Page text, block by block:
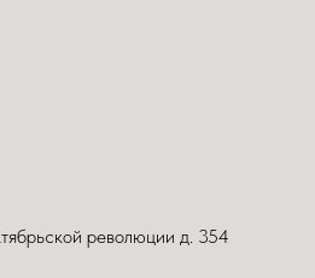
революции д. 354